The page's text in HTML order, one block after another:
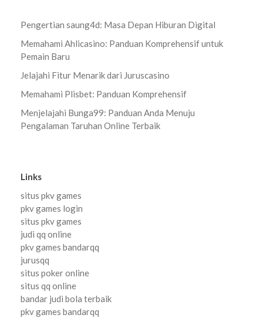
Pengertian saung4d: Masa Depan Hiburan Digital
Memahami Ahlicasino: Panduan Komprehensif untuk
Pemain Baru
Jelajahi Fitur Menarik dari Juruscasino
Memahami Plisbet: Panduan Komprehensif
Menjelajahi Bunga99: Panduan Anda Menuju
Pengalaman Taruhan Online Terbaik
Links
situs pkv games
pkv games login
situs pkv games
judi qq online
pkv games bandarqq
jurusqq
situs poker online
situs qq online
bandar judi bola terbaik
pkv games bandarqq